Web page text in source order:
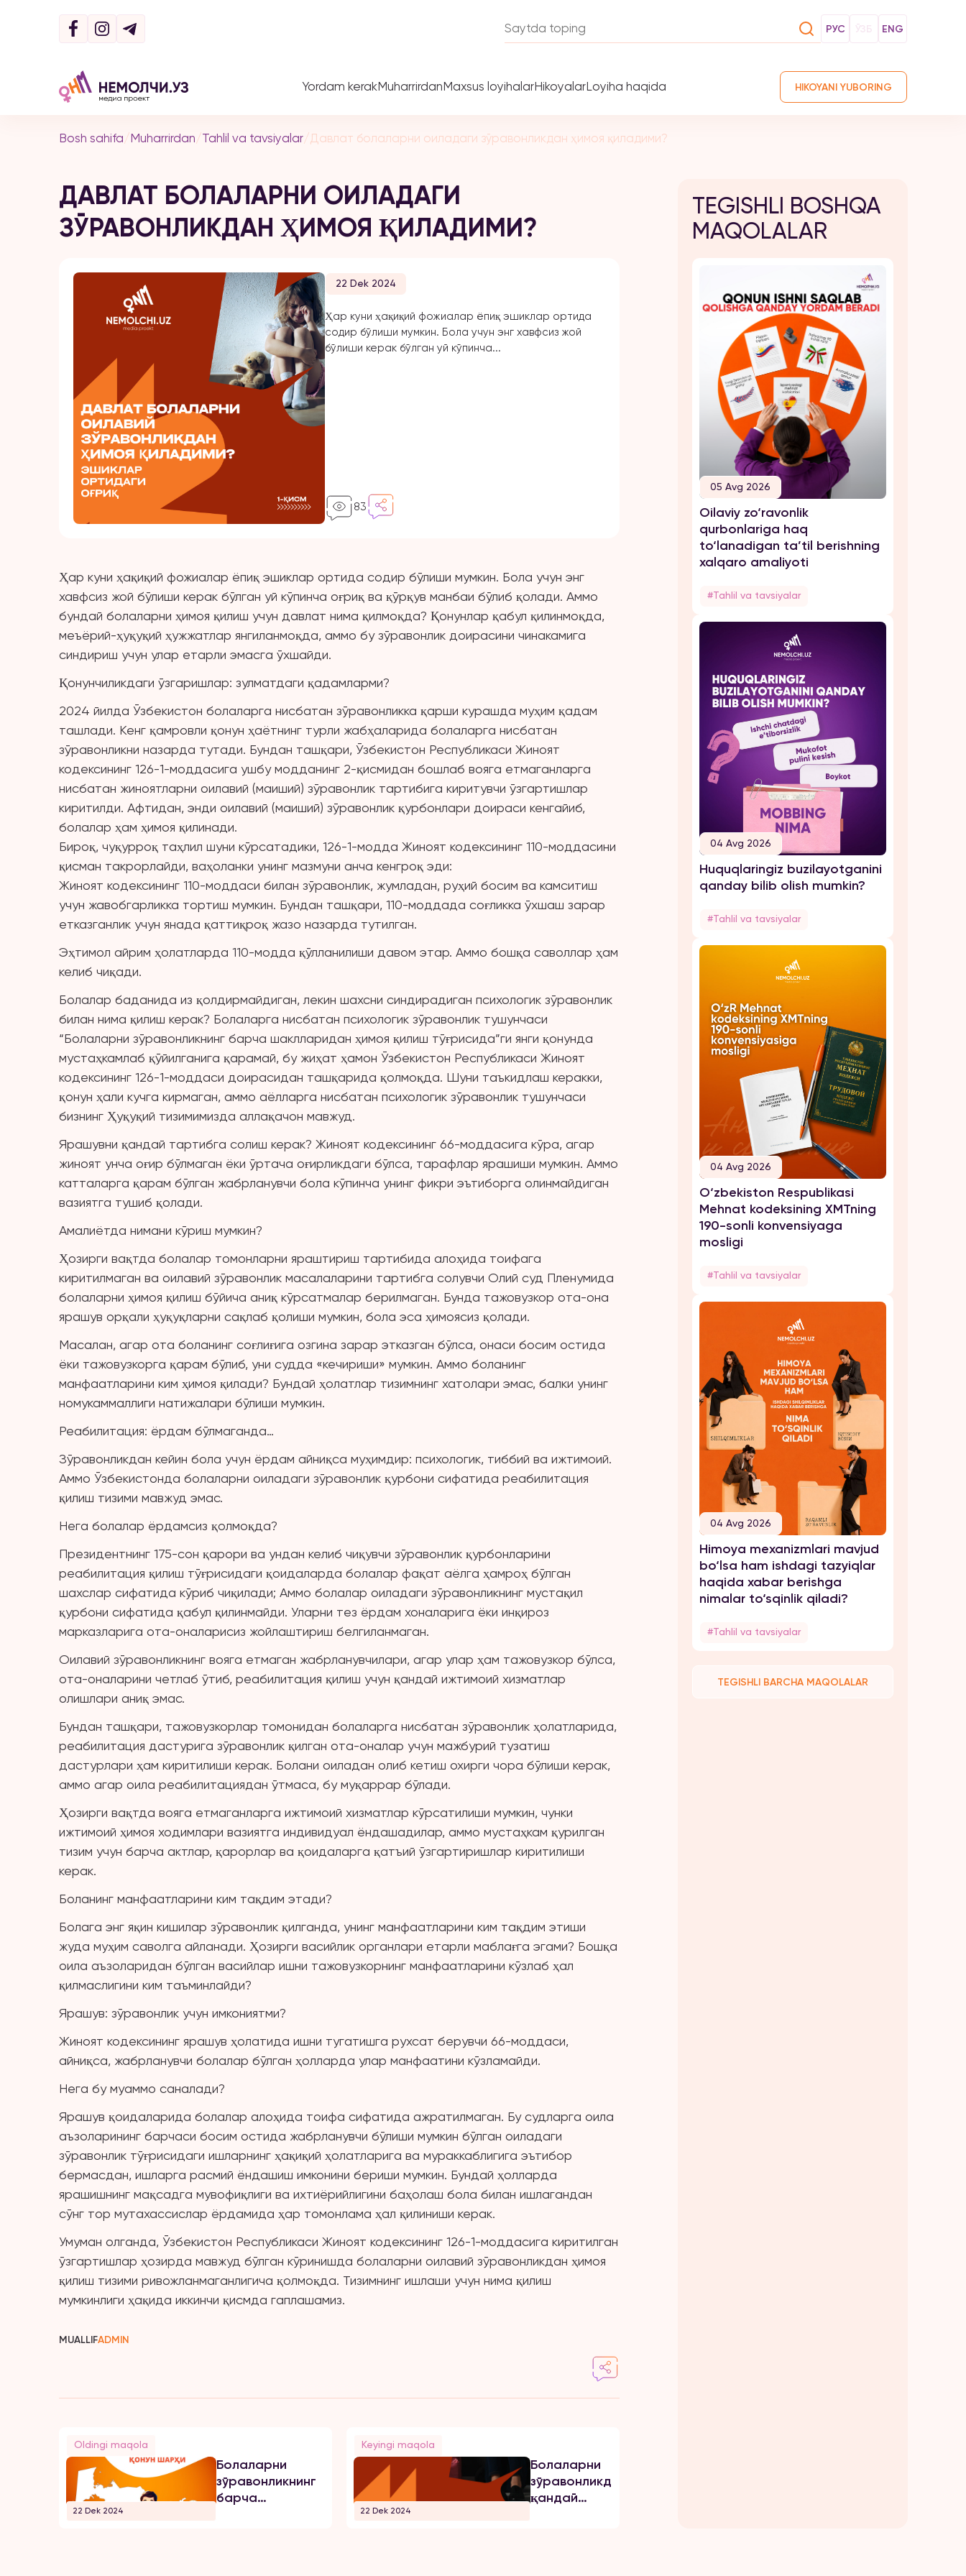
РУС ЎЗБ ENG
Yordam kerakMuharrirdanMaxsus loyihalarHikoyalarLoyiha haqida HIKOYANI YUBORING
Bosh sahifa/Muharrirdan/Tahlil va tavsiyalar/Давлат болаларни оиладаги зўравонликдан ҳимоя қиладими?
ДАВЛАТ БОЛАЛАРНИ ОИЛАДАГИ
ЗЎРАВОНЛИКДАН ҲИМОЯ ҚИЛАДИМИ?
22 Dek 2024
Ҳар куни ҳақиқий фожиалар ёпиқ эшиклар ортида
содир бўлиши мумкин. Бола учун энг хавфсиз жой
бўлиши керак бўлган уй кўпинча...
83
Ҳар куни ҳақиқий фожиалар ёпиқ эшиклар ортида содир бўлиши мумкин. Бола учун энг
хавфсиз жой бўлиши керак бўлган уй кўпинча оғриқ ва қўрқув манбаи бўлиб қолади. Аммо
бундай болаларни ҳимоя қилиш учун давлат нима қилмоқда? Қонунлар қабул қилинмоқда,
меъёрий-ҳуқуқий ҳужжатлар янгиланмоқда, аммо бу зўравонлик доирасини чинакамига
синдириш учун улар етарли эмасга ўхшайди.
Қонунчиликдаги ўзгаришлар: зулматдаги қадамларми?
2024 йилда Ўзбекистон болаларга нисбатан зўравонликка қарши курашда муҳим қадам
ташлади. Кенг қамровли қонун ҳаётнинг турли жабҳаларида болаларга нисбатан
зўравонликни назарда тутади. Бундан ташқари, Ўзбекистон Республикаси Жиноят
кодексининг 126-1-моддасига ушбу модданинг 2-қисмидан бошлаб вояга етмаганларга
нисбатан жиноятларни оилавий (маиший) зўравонлик тартибига киритувчи ўзгартишлар
киритилди. Афтидан, энди оилавий (маиший) зўравонлик қурбонлари доираси кенгайиб,
болалар ҳам ҳимоя қилинади.
Бироқ, чуқурроқ таҳлил шуни кўрсатадики, 126-1-модда Жиноят кодексининг 110-моддасини
қисман такрорлайди, ваҳоланки унинг мазмуни анча кенгроқ эди:
Жиноят кодексининг 110-моддаси билан зўравонлик, жумладан, руҳий босим ва камситиш
учун жавобгарликка тортиш мумкин. Бундан ташқари, 110-моддада соғликка ўхшаш зарар
етказганлик учун янада қаттиқроқ жазо назарда тутилган.
Эҳтимол айрим ҳолатларда 110-модда қўлланилиши давом этар. Аммо бошқа саволлар ҳам
келиб чиқади.
Болалар баданида из қолдирмайдиган, лекин шахсни синдирадиган психологик зўравонлик
билан нима қилиш керак? Болаларга нисбатан психологик зўравонлик тушунчаси
“Болаларни зўравонликнинг барча шаклларидан ҳимоя қилиш тўғрисида”ги янги қонунда
мустаҳкамлаб қўйилганига қарамай, бу жиҳат ҳамон Ўзбекистон Республикаси Жиноят
кодексининг 126-1-моддаси доирасидан ташқарида қолмоқда. Шуни таъкидлаш керакки,
қонун ҳали кучга кирмаган, аммо аёлларга нисбатан психологик зўравонлик тушунчаси
бизнинг Ҳуқуқий тизимимизда аллақачон мавжуд.
Ярашувни қандай тартибга солиш керак? Жиноят кодексининг 66-моддасига кўра, агар
жиноят унча оғир бўлмаган ёки ўртача оғирликдаги бўлса, тарафлар ярашиши мумкин. Аммо
катталарга қарам бўлган жабрланувчи бола кўпинча унинг фикри эътиборга олинмайдиган
вазиятга тушиб қолади.
Амалиётда нимани кўриш мумкин?
Ҳозирги вақтда болалар томонларни яраштириш тартибида алоҳида тоифага
киритилмаган ва оилавий зўравонлик масалаларини тартибга солувчи Олий суд Пленумида
болаларни ҳимоя қилиш бўйича аниқ кўрсатмалар берилмаган. Бунда тажовузкор ота-она
ярашув орқали ҳуқуқларни сақлаб қолиши мумкин, бола эса ҳимоясиз қолади.
Масалан, агар ота боланинг соғлиғига озгина зарар этказган бўлса, онаси босим остида
ёки тажовузкорга қарам бўлиб, уни судда «кечириши» мумкин. Аммо боланинг
манфаатларини ким ҳимоя қилади? Бундай ҳолатлар тизимнинг хатолари эмас, балки унинг
номукаммаллиги натижалари бўлиши мумкин.
Реабилитация: ёрдам бўлмаганда…
Зўравонликдан кейин бола учун ёрдам айниқса муҳимдир: психологик, тиббий ва ижтимоий.
Аммо Ўзбекистонда болаларни оиладаги зўравонлик қурбони сифатида реабилитация
қилиш тизими мавжуд эмас.
Нега болалар ёрдамсиз қолмоқда?
Президентнинг 175-сон қарори ва ундан келиб чиқувчи зўравонлик қурбонларини
реабилитация қилиш тўғрисидаги қоидаларда болалар фақат аёлга ҳамроҳ бўлган
шахслар сифатида кўриб чиқилади; Аммо болалар оиладаги зўравонликнинг мустақил
қурбони сифатида қабул қилинмайди. Уларни тез ёрдам хоналарига ёки инқироз
марказларига ота-оналарисиз жойлаштириш белгиланмаган.
Оилавий зўравонликнинг вояга етмаган жабрланувчилари, агар улар ҳам тажовузкор бўлса,
ота-оналарини четлаб ўтиб, реабилитация қилиш учун қандай ижтимоий хизматлар
олишлари аниқ эмас.
Бундан ташқари, тажовузкорлар томонидан болаларга нисбатан зўравонлик ҳолатларида,
реабилитация дастурига зўравонлик қилган ота-оналар учун мажбурий тузатиш
дастурлари ҳам киритилиши керак. Болани оиладан олиб кетиш охирги чора бўлиши керак,
аммо агар оила реабилитациядан ўтмаса, бу муқаррар бўлади.
Ҳозирги вақтда вояга етмаганларга ижтимоий хизматлар кўрсатилиши мумкин, чунки
ижтимоий ҳимоя ходимлари вазиятга индивидуал ёндашадилар, аммо мустаҳкам қурилган
тизим учун барча актлар, қарорлар ва қоидаларга қатъий ўзгартиришлар киритилиши
керак.
Боланинг манфаатларини ким тақдим этади?
Болага энг яқин кишилар зўравонлик қилганда, унинг манфаатларини ким тақдим этиши
жуда муҳим саволга айланади. Ҳозирги васийлик органлари етарли маблағга эгами? Бошқа
оила аъзоларидан бўлган васийлар ишни тажовузкорнинг манфаатларини кўзлаб ҳал
қилмаслигини ким таъминлайди?
Ярашув: зўравонлик учун имкониятми?
Жиноят кодексининг ярашув ҳолатида ишни тугатишга рухсат берувчи 66-моддаси,
айниқса, жабрланувчи болалар бўлган ҳолларда улар манфаатини кўзламайди.
Нега бу муаммо саналади?
Ярашув қоидаларида болалар алоҳида тоифа сифатида ажратилмаган. Бу судларга оила
аъзоларининг барчаси босим остида жабрланувчи бўлиши мумкин бўлган оиладаги
зўравонлик тўғрисидаги ишларнинг ҳақиқий ҳолатларига ва мураккаблигига эътибор
бермасдан, ишларга расмий ёндашиш имконини бериши мумкин. Бундай ҳолларда
ярашишнинг мақсадга мувофиқлиги ва ихтиёрийлигини баҳолаш бола билан ишлагандан
сўнг тор мутахассислар ёрдамида ҳар томонлама ҳал қилиниши керак.
Умуман олганда, Ўзбекистон Республикаси Жиноят кодексининг 126-1-моддасига киритилган
ўзгартишлар ҳозирда мавжуд бўлган кўринишда болаларни оилавий зўравонликдан ҳимоя
қилиш тизими ривожланмаганлигича қолмоқда. Тизимнинг ишлаши учун нима қилиш
мумкинлиги ҳақида иккинчи қисмда гаплашамиз.
MUALLIFADMIN
Oldingi maqola
22 Dek 2024
Болаларни
зўравонликнинг
барча
Keyingi maqola
22 Dek 2024
Болаларни
зўравонликдан
қандай
TEGISHLI BOSHQA
MAQOLALAR
05 Avg 2026
Oilaviy zo‘ravonlik
qurbonlariga haq
to‘lanadigan ta’til berishning
xalqaro amaliyoti
#Tahlil va tavsiyalar
04 Avg 2026
Huquqlaringiz buzilayotganini
qanday bilib olish mumkin?
#Tahlil va tavsiyalar
04 Avg 2026
O‘zbekiston Respublikasi
Mehnat kodeksining XMTning
190-sonli konvensiyaga
mosligi
#Tahlil va tavsiyalar
04 Avg 2026
Himoya mexanizmlari mavjud
bo‘lsa ham ishdagi tazyiqlar
haqida xabar berishga
nimalar to‘sqinlik qiladi?
#Tahlil va tavsiyalar
TEGISHLI BARCHA MAQOLALAR